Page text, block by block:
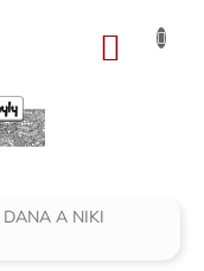
DANA A NIKI